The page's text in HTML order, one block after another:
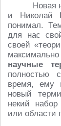
Новая
и Николай
понимал.
для нас
своей
научные
полностью
время, ему
новый
некий набор
или области